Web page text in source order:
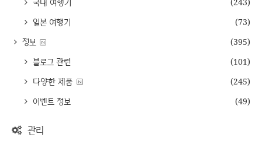
일본 여행기
(73)
정보
(395)
블로그 관련
(101)
다양한 제품
(245)
이벤트 정보
(49)
관리